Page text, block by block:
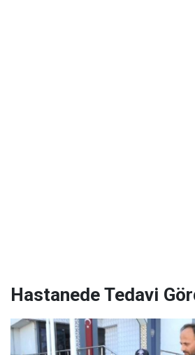
Hastanede Tedavi